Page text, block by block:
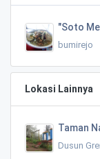
"Soto
bumirejo
Lokasi Lainnya
Taman
Dusun